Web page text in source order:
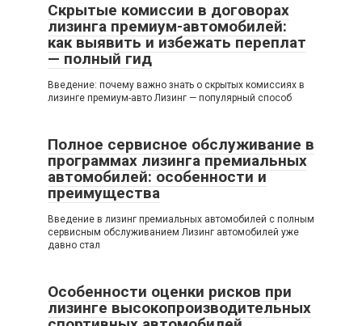
Скрытые комиссии в договорах
лизинга премиум-автомобилей:
как выявить и избежать переплат
— полный гид
Введение: почему важно знать о скрытых комиссиях в
лизинге премиум-авто Лизинг — популярный способ
Полное сервисное обслуживание в
программах лизинга премиальных
автомобилей: особенности и
преимущества
Введение в лизинг премиальных автомобилей с полным
сервисным обслуживанием Лизинг автомобилей уже
давно стал
Особенности оценки рисков при
лизинге высокопроизводительных